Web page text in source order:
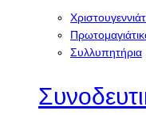
Συλλυπητήρια